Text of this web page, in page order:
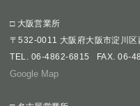
□ 大阪営業所
〒532-0011 大阪府大阪市淀川
TEL. 06-4862-6815 FAX. 06-
Google Map